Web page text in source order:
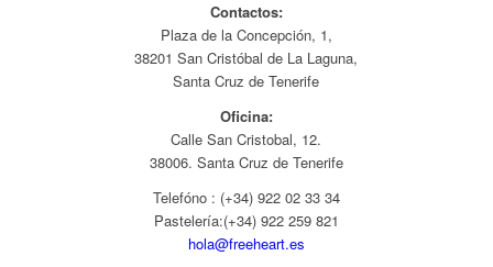
Contactos:
Plaza de la Concepción, 1,
38201 San Cristóbal de La Laguna,
Santa Cruz de Tenerife
Oficina:
Calle San Cristobal, 12.
38006. Santa Cruz de Tenerife
Telefóno : (+34) 922 02 33 34
Pastelería:(+34) 922 259 821
hola@freeheart.es